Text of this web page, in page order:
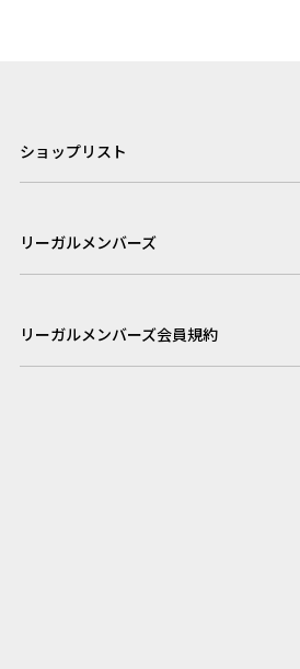
ショップリスト
リーガルメンバーズ
リーガルメンバーズ会員規約